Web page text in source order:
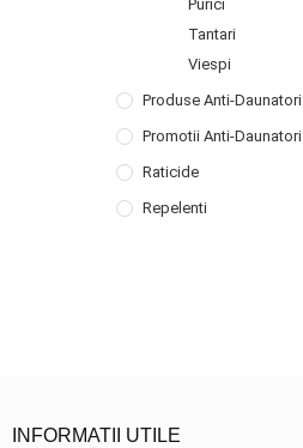
Purici
Tantari
Viespi
Produse Anti-Daunatori
Promotii Anti-Daunatori
Raticide
Repelenti
INFORMATII UTILE